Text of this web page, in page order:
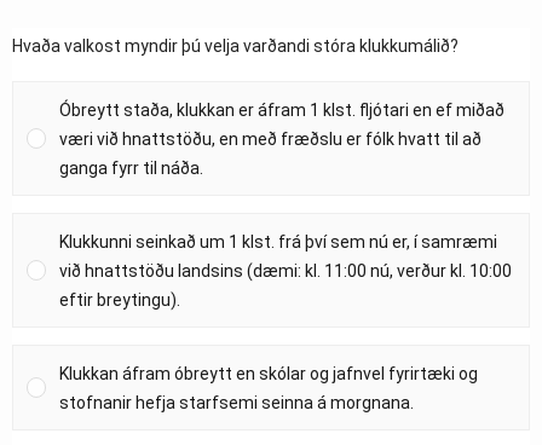
Hvaða valkost myndir þú velja varðandi stóra klukkumálið?
Óbreytt staða, klukkan er áfram 1 klst. fljótari en ef miðað
væri við hnattstöðu, en með fræðslu er fólk hvatt til að
ganga fyrr til náða.
Klukkunni seinkað um 1 klst. frá því sem nú er, í samræmi
við hnattstöðu landsins (dæmi: kl. 11:00 nú, verður kl. 10:00
eftir breytingu).
Klukkan áfram óbreytt en skólar og jafnvel fyrirtæki og
stofnanir hefja starfsemi seinna á morgnana.